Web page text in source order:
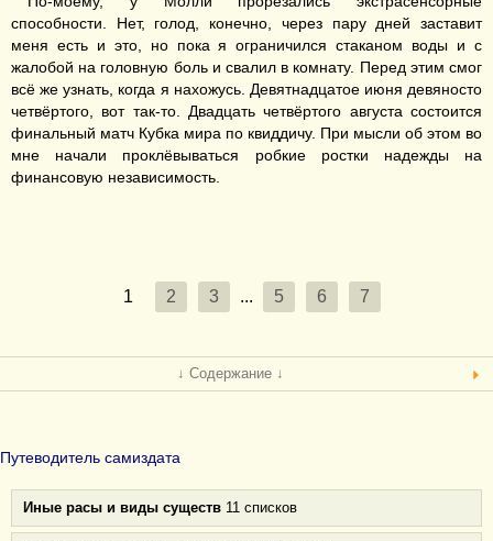
способности. Нет, голод, конечно, через пару дней заставит
меня есть и это, но пока я ограничился стаканом воды и с
жалобой на головную боль и свалил в комнату. Перед этим смог
всё же узнать, когда я нахожусь. Девятнадцатое июня девяносто
четвёртого, вот так-то. Двадцать четвёртого августа состоится
финальный матч Кубка мира по квиддичу. При мысли об этом во
мне начали проклёвываться робкие ростки надежды на
финансовую независимость.
1 2 3 ... 5 6 7
↓ Содержание ↓
Путеводитель самиздата
Иные расы и виды существ 11 списков